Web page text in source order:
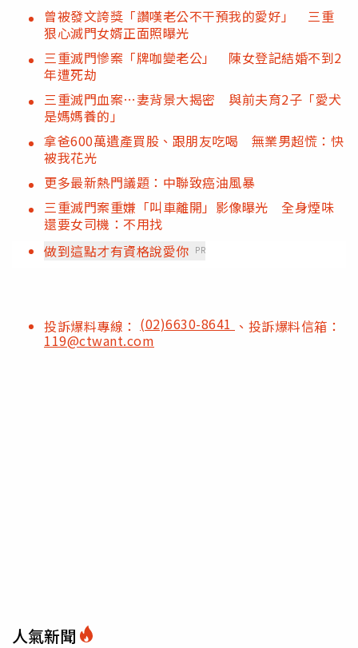
曾被發文誇獎「讚嘆老公不干預我的愛好」 三重
狠心滅門女婿正面照曝光
三重滅門慘案「牌咖變老公」 陳女登記結婚不到2
年遭死劫
三重滅門血案…妻背景大揭密 與前夫育2子「愛犬
是媽媽養的」
拿爸600萬遺產買股、跟朋友吃喝 無業男超慌：快
被我花光
更多最新熱門議題：中聯致癌油風暴
三重滅門案重嫌「叫車離開」影像曝光 全身煙味
還要女司機：不用找
做到這點才有資格說愛你 PR
投訴爆料專線： (02)6630-8641 、投訴爆料信箱：
119@ctwant.com
人氣新聞